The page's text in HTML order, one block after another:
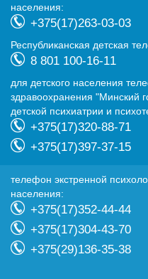
населения:
+375(17)263-03-03
Республиканская детская
8 801 100-16-11
для детского населения
здравоохранения "Минский
детской психиатрии и
+375(17)320-88-71
+375(17)397-37-15
телефон экстренной
населения:
+375(17)352-44-44
+375(17)304-43-70
+375(29)136-35-38